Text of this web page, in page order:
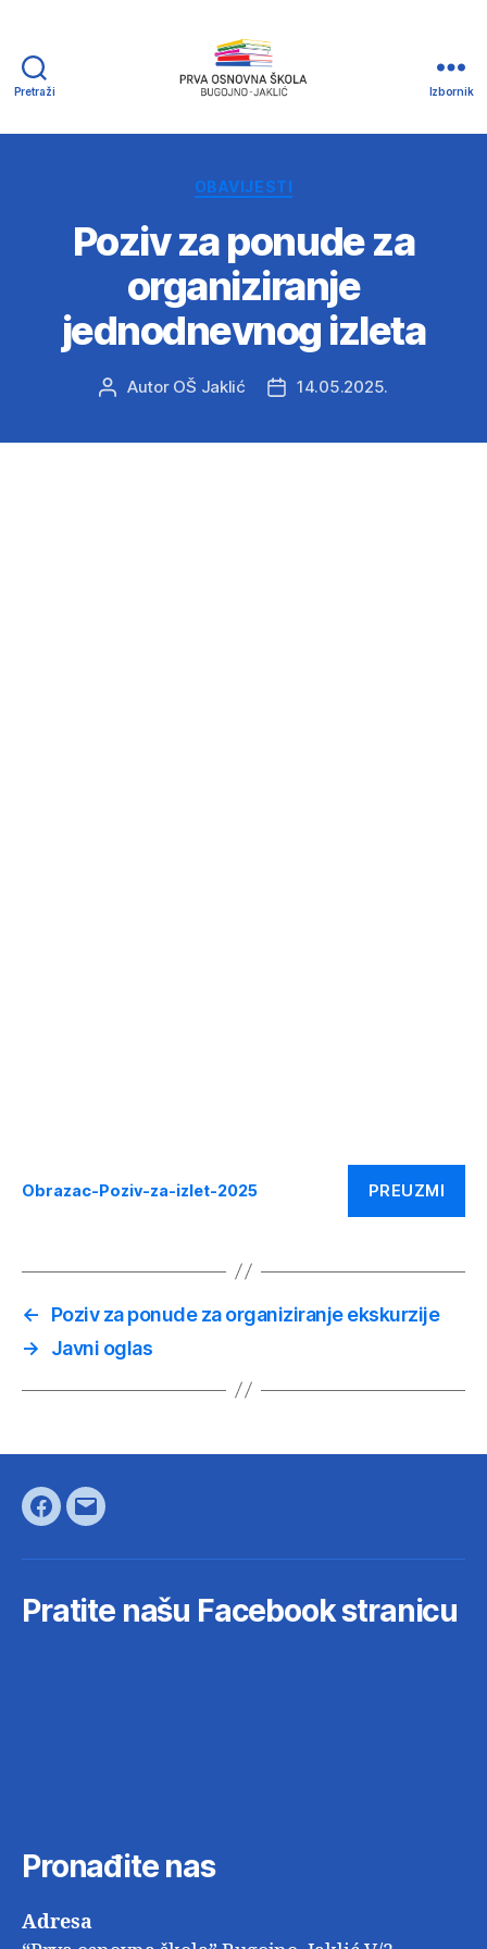
Pretraži
osnovna
Bugojno
-
Jaklić
Izbornik
Kategorije
OBAVIJESTI
Poziv za ponude za
organiziranje
jednodnevnog izleta
AutorAutor OŠ Jaklić
Datum
14.05.2025.
Obrazac-Poziv-za-izlet-2025 PREUZMI
←
Poziv za ponude za organiziranje ekskurzije
→
Javni oglas
Facebook
E-
Pratite našu Facebook stranicu
Pronađite nas
Adresa